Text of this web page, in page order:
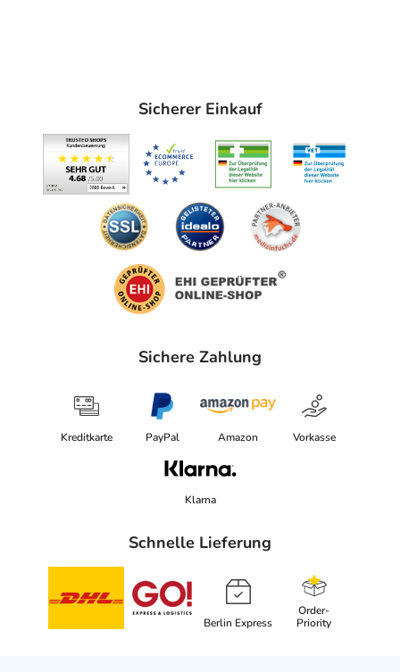
Adresse des Anbieters/Herstellers
BSN medical GmbH
Schützenstr. 1-3
22761 Hamburg
elektronische Adresse: https://medical.essity.de/essity-
medical-solutions.html
Angaben gem. EU-Produktsicherheitsverordnung (GPSR)
Sicherer Einkauf
Sichere Zahlung
Kreditkarte PayPal Amazon Vorkasse
Klarna
Schnelle Lieferung
Berlin Express
Order-
Priority